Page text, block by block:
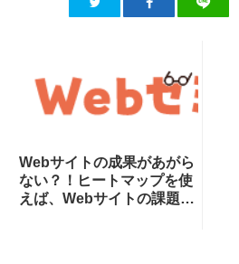
Webサイトの成果があがら
ない？！ヒートマップを使
えば、Webサイトの課題が